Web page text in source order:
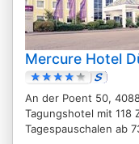
Mercure Hotel
An der Poent 50,
Tagungshotel mit 118
Tagespauschalen ab